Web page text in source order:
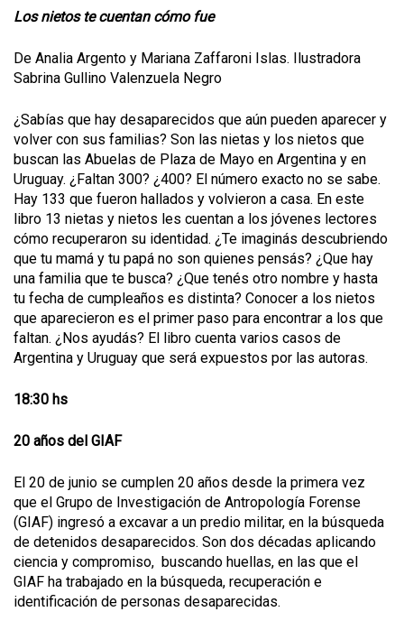
Los nietos te cuentan cómo fue
De Analia Argento y Mariana Zaffaroni Islas. Ilustradora
Sabrina Gullino Valenzuela Negro
¿Sabías que hay desaparecidos que aún pueden aparecer y
volver con sus familias? Son las nietas y los nietos que
buscan las Abuelas de Plaza de Mayo en Argentina y en
Uruguay. ¿Faltan 300? ¿400? El número exacto no se sabe.
Hay 133 que fueron hallados y volvieron a casa. En este
libro 13 nietas y nietos les cuentan a los jóvenes lectores
cómo recuperaron su identidad. ¿Te imaginás descubriendo
que tu mamá y tu papá no son quienes pensás? ¿Que hay
una familia que te busca? ¿Que tenés otro nombre y hasta
tu fecha de cumpleaños es distinta? Conocer a los nietos
que aparecieron es el primer paso para encontrar a los que
faltan. ¿Nos ayudás? El libro cuenta varios casos de
Argentina y Uruguay que será expuestos por las autoras.
18:30 hs
20 años del GIAF
El 20 de junio se cumplen 20 años desde la primera vez
que el Grupo de Investigación de Antropología Forense
(GIAF) ingresó a excavar a un predio militar, en la búsqueda
de detenidos desaparecidos. Son dos décadas aplicando
ciencia y compromiso, buscando huellas, en las que el
GIAF ha trabajado en la búsqueda, recuperación e
identificación de personas desaparecidas.